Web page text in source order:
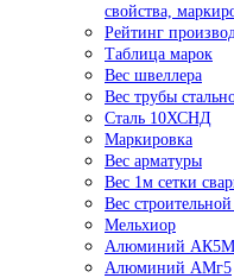
свойства,
Рейтинг
Таблица марок
Вес швеллера
Вес трубы
Сталь 10ХСНД
Маркировка
Вес арматуры
Вес 1м сетки
Вес
Мельхиор
Алюминий
Алюминий АМг5